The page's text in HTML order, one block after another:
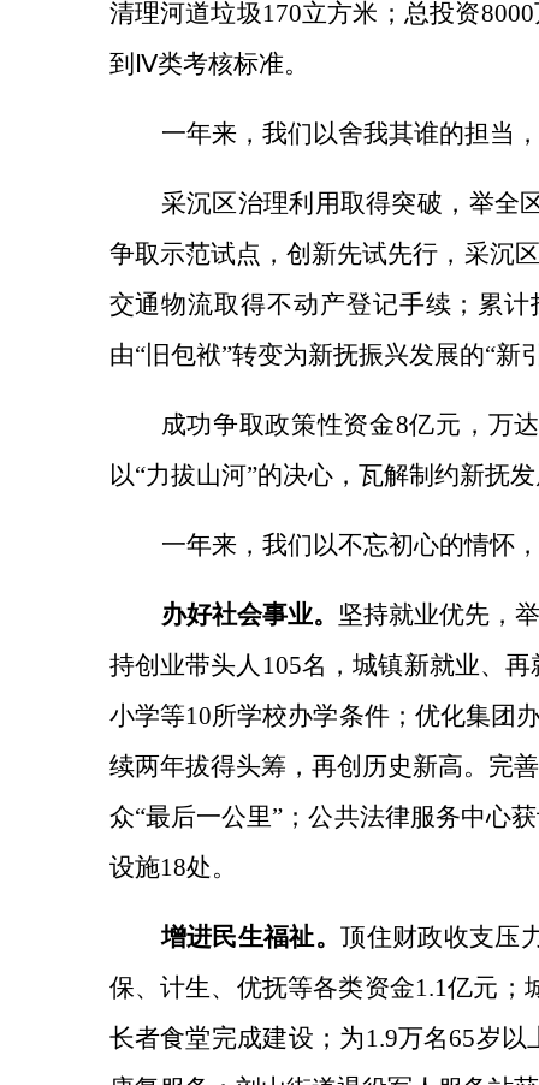
清理河道垃圾170立方米；总投资
到Ⅳ类考核标准。
一年来，我们以舍我其谁的担当
采沉区治理利用取得突破， 举全
争取示范试点，创新先试先行，采沉
交通物流取得不动产登记手续；累
由“旧包袱”转变为新抚振兴发展的“新
成功争取政策性资金8亿元，万
以“力拔山河”的决心，瓦解制约新抚
一年来，我们以不忘初心的情怀
办好社会事业。 坚持就业优先，
持创业带头人105名，城镇新就业、再
小学等10所学校办学条件；优化集团
续两年拔得头筹，再创历史新高。 完
众“最后一公里”；公共法律服务中心
设施18处。
增进民生福祉。顶住财政收支压
保、计生、优抚等各类资金1.1亿元；
长者食堂完成建设；为1.9万名65岁